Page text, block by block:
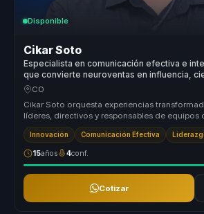
Disponible
Cikar Soto
Especialista en comunicación efectiva e
que convierte neuroventas en influencia,
para equipos comerciales.
CO
Cikar Soto orquesta experiencias
líderes, directivos y responsables de equipos
estructuras des...
Innovación Comunicación Efectiva
15años 4conf.
Cotizar